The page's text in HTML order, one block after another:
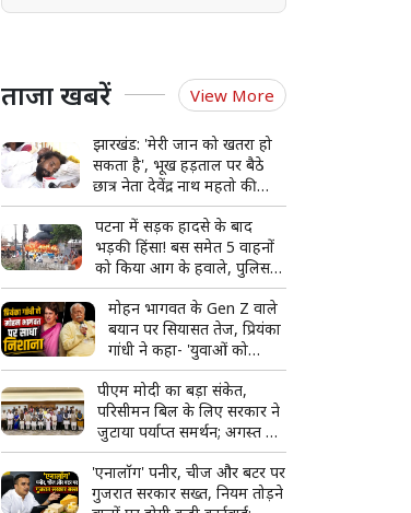
ताजा खबरें View More
झारखंड: 'मेरी जान को खतरा हो
सकता है', भूख हड़ताल पर बैठे
छात्र नेता देवेंद्र नाथ महतो की
बिगड़ी हालत, अस्पताल में भर्ती
पटना में सड़क हादसे के बाद
भड़की हिंसा! बस समेत 5 वाहनों
को किया आग के हवाले, पुलिस
और मीडिया पर भी पथराव
मोहन भागवत के Gen Z वाले
बयान पर सियासत तेज, प्रियंका
गांधी ने कहा- 'युवाओं को
उनके...'
पीएम मोदी का बड़ा संकेत,
परिसीमन बिल के लिए सरकार ने
जुटाया पर्याप्त समर्थन; अगस्त में
हो सकता है विशेष सत्र
'एनालॉग' पनीर, चीज और बटर पर
गुजरात सरकार सख्त, नियम तोड़ने